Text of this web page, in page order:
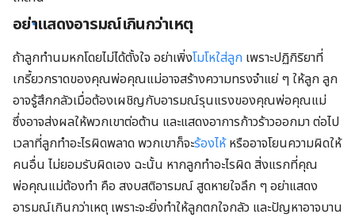
อย่าแสดงอารมณ์เกินกว่าเหตุ
ถ้าลูกทำนมหกโดยไม่ได้ตั้งใจ อย่าเพิ่งโมโหใส่ลูก เพราะปฏิกิริยาที่
เกรี้ยวกราดของคุณพ่อคุณแม่อาจสร้างความทรงจำแย่ ๆ ให้ลูก ลูก
อาจรู้สึกกลัวเมื่อต้องเผชิญกับอารมณ์รุนแรงของคุณพ่อคุณแม่
ซึ่งอาจส่งผลให้พวกเขาต่อต้าน และแสดงอาการก้าวร้าวออกมา ต่อไป
เวลาที่ลูกทำอะไรผิดพลาด พวกเขาก็จะร้องไห้หรืออาจโยนความผิดให้
คนอื่น ไม่ยอมรับผิดเอง ฉะนั้น หากลูกทำอะไรผิด สิ่งแรกที่คุณ
พ่อคุณแม่ต้องทำ คือ สงบสติอารมณ์ สูดหายใจลึก ๆ อย่าแสดง
อารมณ์เกินกว่าเหตุ เพราะจะยิ่งทำให้ลูกตกใจกลัว และปัญหาอาจบาน